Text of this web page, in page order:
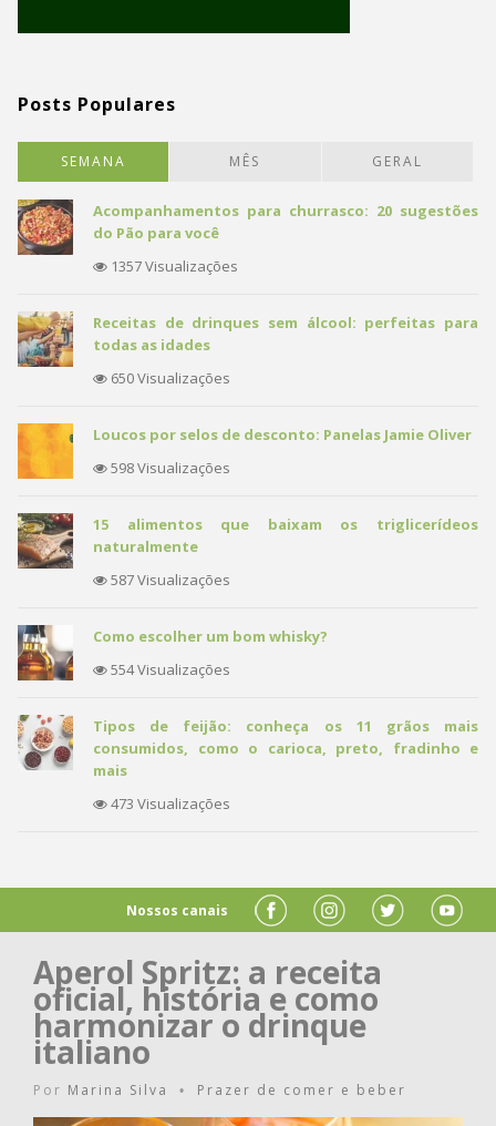
Posts Populares
SEMANA MÊS GERAL
Acompanhamentos para churrasco: 20 sugestões
do Pão para você
1357 Visualizações
Receitas de drinques sem álcool: perfeitas para
todas as idades
650 Visualizações
Loucos por selos de desconto: Panelas Jamie Oliver
598 Visualizações
15 alimentos que baixam os triglicerídeos
naturalmente
587 Visualizações
Como escolher um bom whisky?
554 Visualizações
Tipos de feijão: conheça os 11 grãos mais
consumidos, como o carioca, preto, fradinho e
mais
473 Visualizações
Nossos canais
Aperol Spritz: a receita
oficial, história e como
harmonizar o drinque
italiano
Por Marina Silva • Prazer de comer e beber